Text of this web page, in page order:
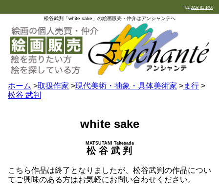
TEL 0258-81-1400
松谷武判「white sake」の絵画販売・仲介はアンシャンテへ
ホーム >取扱作家 >現代美術・抽象・具体美術家 >ま行 >
松谷 武判
white sake
松谷武判
MATSUTANI Takesada
こちら作品は終了となりましたが、松谷武判の作品につい
てご興味のある方はお気軽にお問い合わせください。